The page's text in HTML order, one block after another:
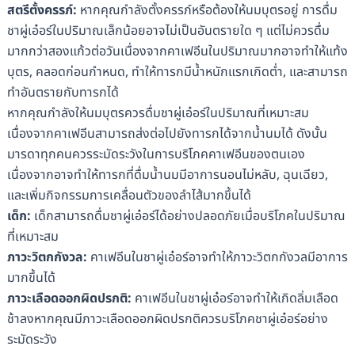
สตรีตั้งครรภ์: หากคุณกำลังตั้งครรภ์หรือต้องให้นมบุตรอยู่ การดื่ม
ชาผู่เอ๋อร์ในปริมาณเล็กน้อยอาจไม่เป็นอันตรายใด ๆ แต่ไม่ควรดื่ม
มากกว่าสองแก้วต่อวันเนื่องจากคาเฟอีนในปริมาณมากอาจทำให้แท้ง
บุตร, คลอดก่อนกำหนด, ทำให้ทารกมีน้ำหนักแรกเกิดต่ำ, และสามารถ
ทำอันตรายกับทารกได้
หากคุณกำลังให้นมบุตรควรดื่มชาผู่เอ๋อร์ในปริมาณที่เหมาะสม
เนื่องจากคาเฟอีนสามารถส่งต่อไปยังทารกได้จากน้ำนมได้ ดังนั้น
มารดาทุกคนควรระมัดระวังในการบริโภคคาเฟอีนของตนเอง
เนื่องจากอาจทำให้ทารกที่ดื่มน้ำนมมีอาการนอนไม่หลับ, ฉุนเฉียว,
และเพิ่มกิจกรรมการเคลื่อนตัวของลำไส้มากขึ้นได้
เด็ก: เด็กสามารถดื่มชาผู่เอ๋อร์ได้อย่างปลอดภัยเมื่อบริโภคในปริมาณ
ที่เหมาะสม
ภาวะวิตกกังวล: คาเฟอีนในชาผู่เอ๋อร์อาจทำให้ภาวะวิตกกังวลมีอาการ
มากขึ้นได้
ภาวะเลือดออกผิดปรกติ: คาเฟอีนในชาผู่เอ๋อร์อาจทำให้เกิดลิ่มเลือด
ช้าลงหากคุณมีภาวะเลือดออกผิดปรกติควรบริโภคชาผู่เอ๋อร์อย่าง
ระมัดระวัง